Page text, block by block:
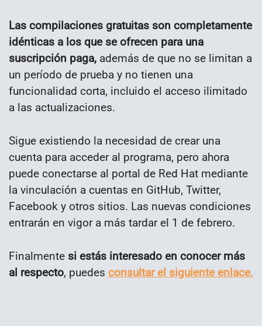
Las compilaciones gratuitas son completamente
idénticas a los que se ofrecen para una
suscripción paga, además de que no se limitan a
un período de prueba y no tienen una
funcionalidad corta, incluido el acceso ilimitado
a las actualizaciones.
Sigue existiendo la necesidad de crear una
cuenta para acceder al programa, pero ahora
puede conectarse al portal de Red Hat mediante
la vinculación a cuentas en GitHub, Twitter,
Facebook y otros sitios. Las nuevas condiciones
entrarán en vigor a más tardar el 1 de febrero.
Finalmente si estás interesado en conocer más
al respecto, puedes consultar el siguiente enlace.